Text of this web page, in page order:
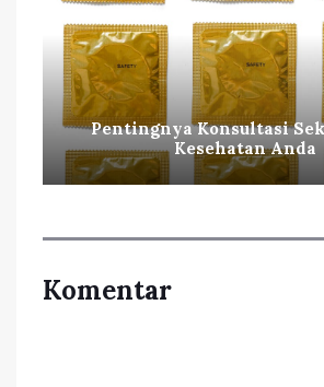
Pentingnya Konsultasi
Kesehatan Anda
Komentar